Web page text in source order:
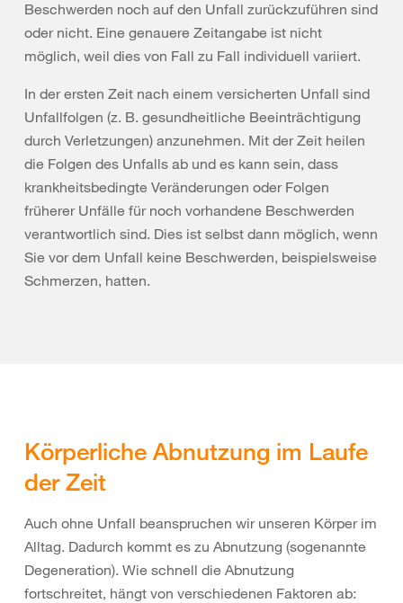
Beschwerden noch auf den Unfall zurückzuführen sind
oder nicht. Eine genauere Zeitangabe ist nicht
möglich, weil dies von Fall zu Fall individuell variiert.
In der ersten Zeit nach einem versicherten Unfall sind
Unfallfolgen (z. B. gesundheitliche Beeinträchtigung
durch Verletzungen) anzunehmen. Mit der Zeit heilen
die Folgen des Unfalls ab und es kann sein, dass
krankheitsbedingte Veränderungen oder Folgen
früherer Unfälle für noch vorhandene Beschwerden
verantwortlich sind. Dies ist selbst dann möglich, wenn
Sie vor dem Unfall keine Beschwerden, beispielsweise
Schmerzen, hatten.
Körperliche Abnutzung im Laufe
der Zeit
Auch ohne Unfall beanspruchen wir unseren Körper im
Alltag. Dadurch kommt es zu Abnutzung (sogenannte
Degeneration). Wie schnell die Abnutzung
fortschreitet, hängt von verschiedenen Faktoren ab: